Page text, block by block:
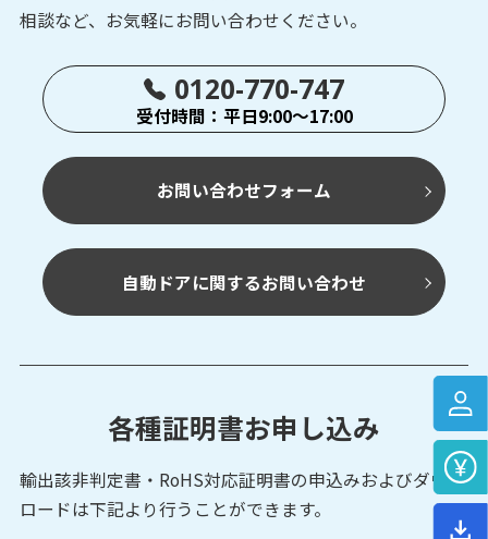
相談など、お気軽にお問い合わせください。
0120-770-747
受付時間：平日9:00～17:00
お問い合わせフォーム
自動ドアに関するお問い合わせ
各種証明書お申し込み
輸出該非判定書・RoHS対応証明書の申込みおよびダウン
ロードは下記より行うことができます。